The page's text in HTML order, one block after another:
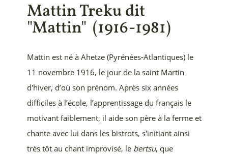
Mattin Treku dit
"Mattin" (1916-1981)
Mattin est né à Ahetze (Pyrénées-Atlantiques) le
11 novembre 1916, le jour de la saint Martin
d'hiver, d’où son prénom. Après six années
difficiles à l’école, l’apprentissage du français le
motivant faiblement, il aide son père à la ferme et
chante avec lui dans les bistrots, s'initiant ainsi
très tôt au chant improvisé, le bertsu, que